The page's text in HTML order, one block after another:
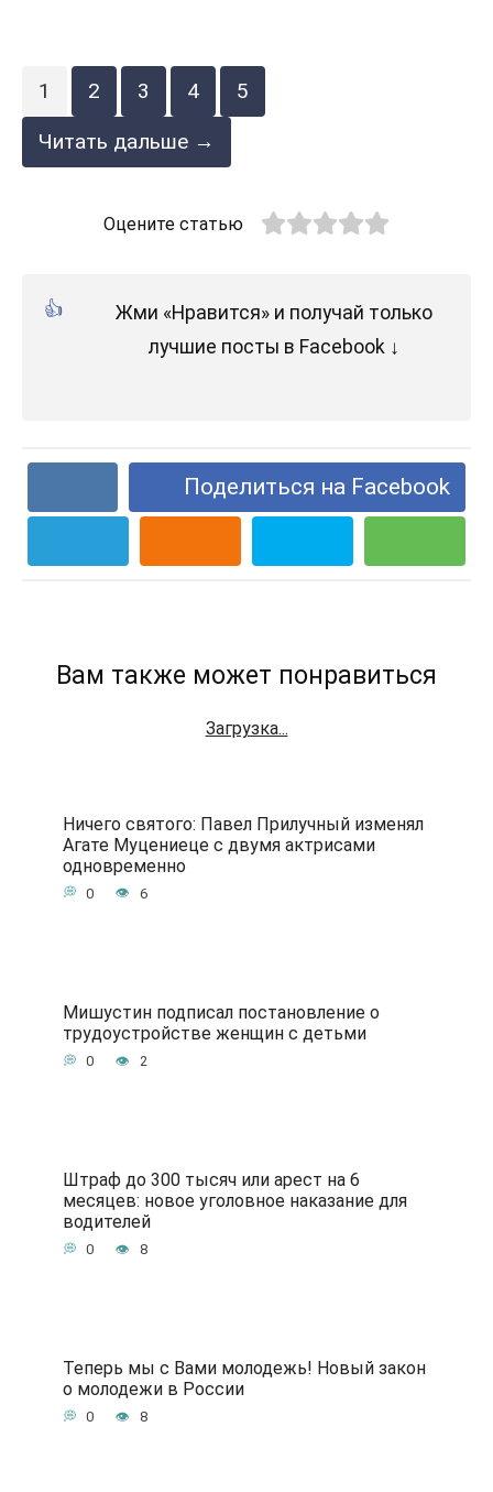
1 2 3 4
5
Читать дальше →
Оцените статью
Жми «Нравится» и получай только
лучшие посты в Facebook ↓
Поделиться на Facebook
Вам также может понравиться
Загрузка...
Ничего святого: Павел Прилучный изменял
Агате Муцениеце с двумя актрисами
одновременно
0 6
Мишустин подписал постановление о
трудоустройстве женщин с детьми
0 2
Штраф до 300 тысяч или арест на 6
месяцев: новое уголовное наказание для
водителей
0 8
Теперь мы с Вами молодежь! Новый закон
о молодежи в России
0 8